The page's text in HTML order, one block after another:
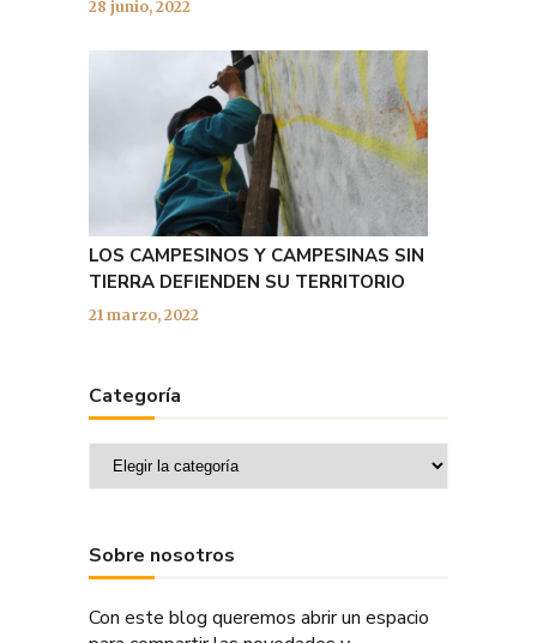
28 junio, 2022
LOS CAMPESINOS Y CAMPESINAS SIN
TIERRA DEFIENDEN SU TERRITORIO
21 marzo, 2022
Categoría
Categoría
Sobre nosotros
Con este blog queremos abrir un espacio